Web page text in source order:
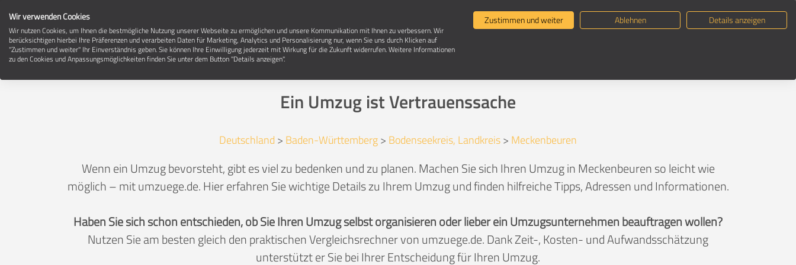
Umzugsunternehmen suchen Umzugsratgeber
Umzug in 88074 Meckenbeuren
Ein Umzug ist Vertrauenssache
Deutschland > Baden-Württemberg> Bodenseekreis, Landkreis> Meckenbeuren
Wenn ein Umzug bevorsteht, gibt es viel zu bedenken und zu planen. Machen Sie sich Ihren Umzug in Meckenbeuren so leicht wie
möglich – mit umzuege.de. Hier erfahren Sie wichtige Details zu Ihrem Umzug und finden hilfreiche Tipps, Adressen und Informationen.
Haben Sie sich schon entschieden, ob Sie Ihren Umzug selbst organisieren oder lieber ein Umzugsunternehmen beauftragen wollen?
Nutzen Sie am besten gleich den praktischen Vergleichsrechner von umzuege.de. Dank Zeit-, Kosten- und Aufwandsschätzung
unterstützt er Sie bei Ihrer Entscheidung für Ihren Umzug.
Wir verwenden Cookies
Wir nutzen Cookies, um Ihnen die bestmögliche Nutzung unserer Webseite zu ermöglichen und unsere Kommunikation mit Ihnen zu verbessern. Wir
berücksichtigen hierbei Ihre Präferenzen und verarbeiten Daten für Marketing, Analytics und Personalisierung nur, wenn Sie uns durch Klicken auf
"Zustimmen und weiter" Ihr Einverständnis geben. Sie können Ihre Einwilligung jederzeit mit Wirkung für die Zukunft widerrufen. Weitere Informationen
zu den Cookies und Anpassungsmöglichkeiten finden Sie unter dem Button "Details anzeigen".
Zustimmen und weiter Ablehnen Details anzeigen